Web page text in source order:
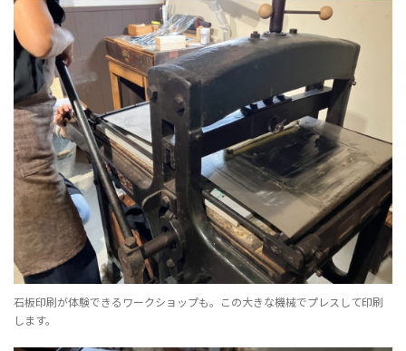
石板印刷が体験できるワークショップも。この大きな機械でプレスして印刷
します。